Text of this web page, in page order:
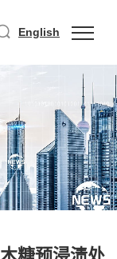
English